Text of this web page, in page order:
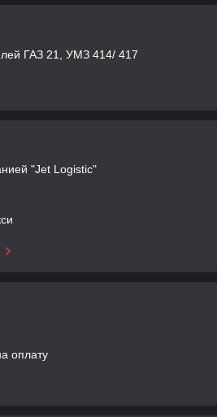
ГАЗ 21, УМЗ 414/ 417
"Jet Logistic"
оплату